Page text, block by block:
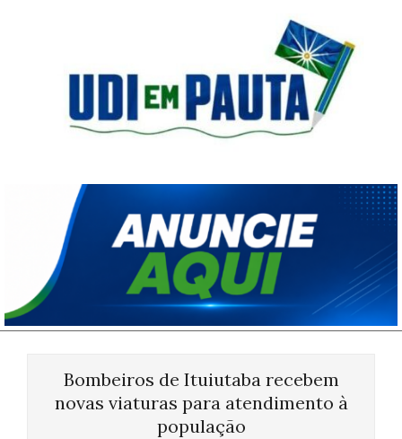
Pauta
Bombeiros de Ituiutaba recebem
novas viaturas para atendimento à
população